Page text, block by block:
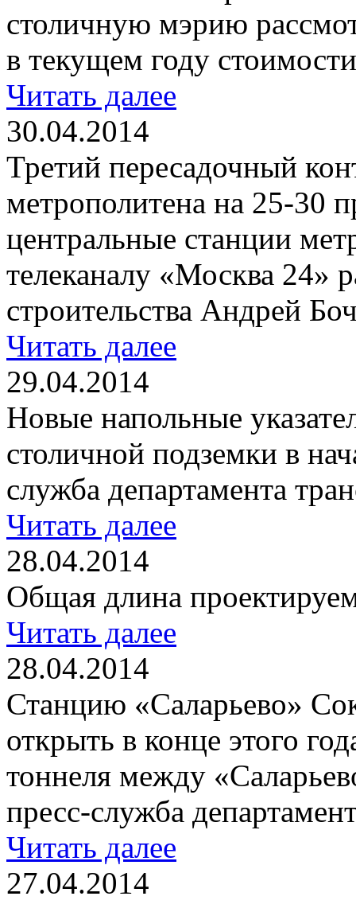
столичную мэрию
в текущем году
Читать далее
30.04.2014
Третий пересадочный
метрополитена на 25-30
центральные станции
телеканалу «Москва 24»
строительства Андрей
Читать далее
29.04.2014
Новые напольные
столичной подземки в
служба департамента
Читать далее
28.04.2014
Общая длина
Читать далее
28.04.2014
Станцию «Саларьево»
открыть в конце этого
тоннеля между
пресс-служба
Читать далее
27.04.2014